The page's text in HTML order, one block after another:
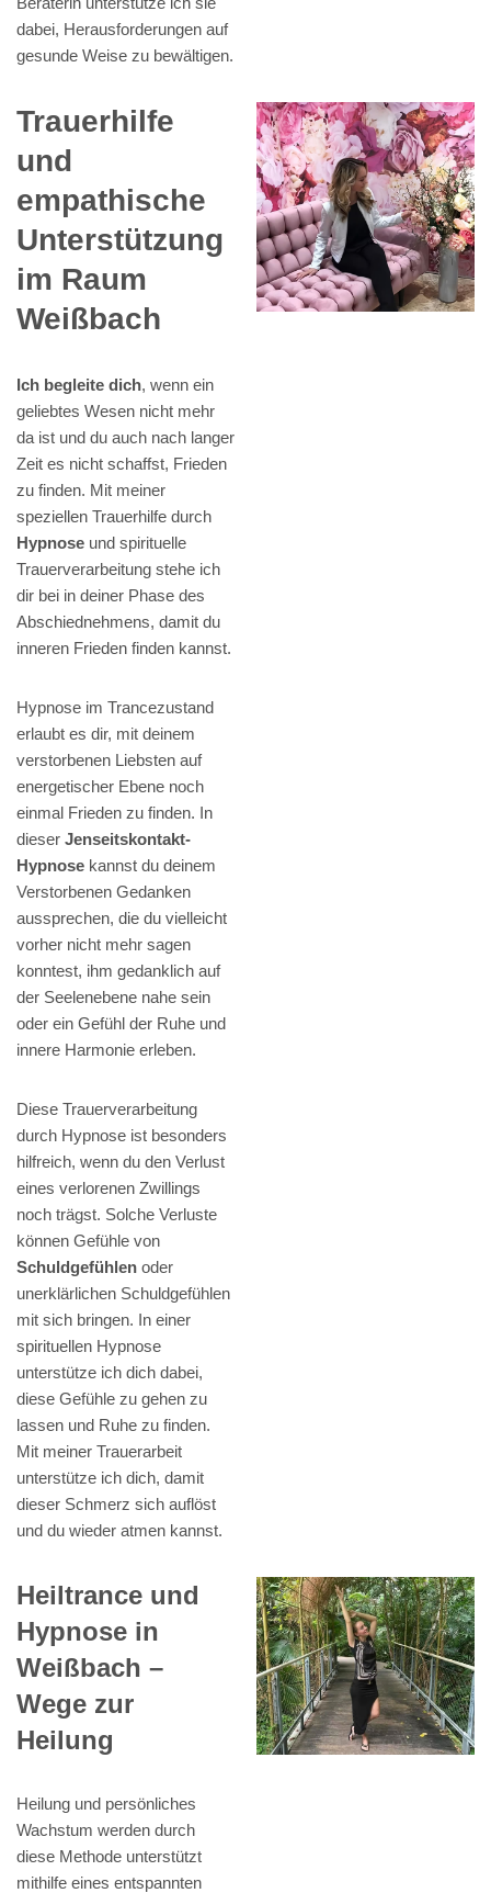
dabei, Herausforderungen auf
gesunde Weise zu bewältigen.
Trauerhilfe
und
empathische
Unterstützung
im Raum
Weißbach
Ich begleite dich, wenn ein
geliebtes Wesen nicht mehr
da ist und du auch nach langer
Zeit es nicht schaffst, Frieden
zu finden. Mit meiner
speziellen Trauerhilfe durch
Hypnose und spirituelle
Trauerverarbeitung stehe ich
dir bei in deiner Phase des
Abschiednehmens, damit du
inneren Frieden finden kannst.
Hypnose im Trancezustand
erlaubt es dir, mit deinem
verstorbenen Liebsten auf
energetischer Ebene noch
einmal Frieden zu finden. In
dieser Jenseitskontakt-
Hypnose kannst du deinem
Verstorbenen Gedanken
aussprechen, die du vielleicht
vorher nicht mehr sagen
konntest, ihm gedanklich auf
der Seelenebene nahe sein
oder ein Gefühl der Ruhe und
innere Harmonie erleben.
Diese Trauerverarbeitung
durch Hypnose ist besonders
hilfreich, wenn du den Verlust
eines verlorenen Zwillings
noch trägst. Solche Verluste
können Gefühle von
Schuldgefühlen oder
unerklärlichen Schuldgefühlen
mit sich bringen. In einer
spirituellen Hypnose
unterstütze ich dich dabei,
diese Gefühle zu gehen zu
lassen und Ruhe zu finden.
Mit meiner Trauerarbeit
unterstütze ich dich, damit
dieser Schmerz sich auflöst
und du wieder atmen kannst.
Heiltrance und
Hypnose in
Weißbach –
Wege zur
Heilung
Heilung und persönliches
Wachstum werden durch
diese Methode unterstützt
mithilfe eines entspannten